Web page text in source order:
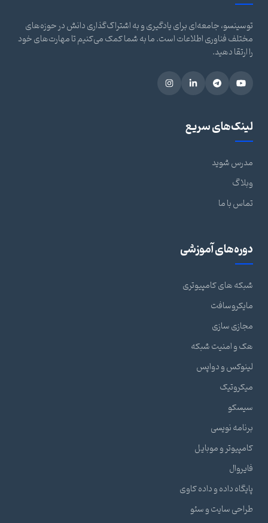
توسینسو، جامعه‌ای برای یادگیری و به اشتراک‌گذاری دانش در حوزه‌های
مختلف فناوری اطلاعات است. ما به شما کمک می‌کنیم تا مهارت‌های خود
را ارتقا دهید.
لینک‌های سریع
مدرس شوید
وبلاگ
تماس با ما
دوره‌های آموزشی
شبکه های کامپیوتری
مایکروسافت
مجازی سازی
هک و امنیت شبکه
لینوکس و دواپس
میکروتیک
سیسکو
برنامه نویسی
کامپیوتر و موبایل
فایروال
پایگاه داده و داده کاوی
طراحی سایت و سئو